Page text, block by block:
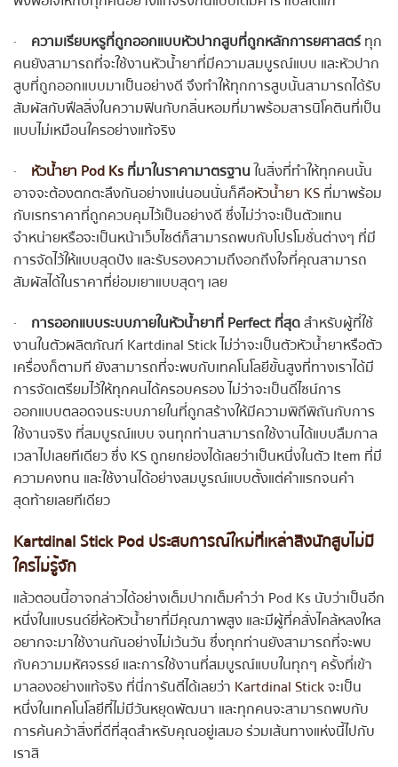
· ความเรียบหรูที่ถูกออกแบบหัวปากสูบที่ถูกหลักการยศาสตร์ทุก
คนยังสามารถที่จะใช้งานหัวน้ำยาที่มีความสมบูรณ์แบบ และหัวปาก
สูบที่ถูกออกแบบมาเป็นอย่างดี จึงทำให้ทุกการสูบนั้นสามารถได้รับ
สัมผัสกับฟีลลิ่งในความฟินกับกลิ่นหอมที่มาพร้อมสารนิโคตินที่เป็น
แบบไม่เหมือนใครอย่างแท้จริง
· หัวน้ำยา Pod Ksที่มาในราคามาตรฐานในสิ่งที่ทำให้ทุกคนนั้น
อาจจะต้องตกตะลึงกันอย่างแน่นอนนั่นก็คือหัวน้ำยา KSที่มาพร้อม
กับเรทราคาที่ถูกควบคุมไว้เป็นอย่างดี ซึ่งไม่ว่าจะเป็นตัวแทน
จำหน่ายหรือจะเป็นหน้าเว็บไซต์ก็สามารถพบกับโปรโมชั่นต่างๆ ที่มี
การจัดไว้ให้แบบสุดปัง และรับรองความถึงอกถึงใจที่คุณสามารถ
สัมผัสได้ในราคาที่ย่อมเยาแบบสุดๆ เลย
· การออกแบบระบบภายในหัวน้ำยาที่ Perfect ที่สุดสำหรับผู้ที่ใช้
งานในตัวผลิตภัณฑ์ Kartdinal Stick ไม่ว่าจะเป็นตัวหัวน้ำยาหรือตัว
เครื่องก็ตามที ยังสามารถที่จะพบกับเทคโนโลยีขั้นสูงที่ทางเราได้มี
การจัดเตรียมไว้ให้ทุกคนได้ครอบครอง ไม่ว่าจะเป็นดีไซน์การ
ออกแบบตลอดจนระบบภายในที่ถูกสร้างให้มีความพิถีพิถันกับการ
ใช้งานจริง ที่สมบูรณ์แบบ จนทุกท่านสามารถใช้งานได้แบบลืมกาล
เวลาไปเลยทีเดียว ซึ่ง KS ถูกยกย่องได้เลยว่าเป็นหนึ่งในตัว Item ที่มี
ความคงทน และใช้งานได้อย่างสมบูรณ์แบบตั้งแต่คำแรกจนคำ
สุดท้ายเลยทีเดียว
Kartdinal Stick Pod ประสบการณ์ใหม่ที่เหล่าสิงนักสูบไม่มี
ใครไม่รู้จัก
แล้วตอนนี้อาจกล่าวได้อย่างเต็มปากเต็มคำว่า Pod Ks นับว่าเป็นอีก
หนึ่งในแบรนด์ยี่ห้อหัวน้ำยาที่มีคุณภาพสูง และมีผู้ที่คลั่งไคล้หลงใหล
อยากจะมาใช้งานกันอย่างไม่เว้นวัน ซึ่งทุกท่านยังสามารถที่จะพบ
กับความมหัศจรรย์ และการใช้งานที่สมบูรณ์แบบในทุกๆ ครั้งที่เข้า
มาลองอย่างแท้จริง ที่นี่การันตีได้เลยว่า Kartdinal Stickจะเป็น
หนึ่งในเทคโนโลยีที่ไม่มีวันหยุดพัฒนา และทุกคนจะสามารถพบกับ
การค้นคว้าสิ่งที่ดีที่สุดสำหรับคุณอยู่เสมอ ร่วมเส้นทางแห่งนี้ไปกับ
เราสิ